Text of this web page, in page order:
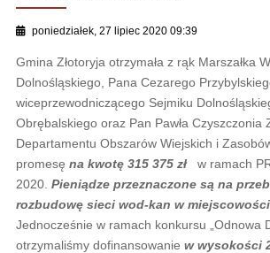
poniedziałek, 27 lipiec 2020 09:39
Gmina Złotoryja otrzymała z rąk Marszałka
Dolnośląskiego, Pana Cezarego
wiceprzewodniczącego Sejmiku
Obrębalskiego oraz Pan Pawła Czyszczonia
Departamentu Obszarów Wiejskich i
promesę na kwotę 315 375 zł
w ramach
2020. Pieniądze przeznaczone są na
rozbudowę sieci wod-kan w miejscowości
Jednocześnie w ramach konkursu „Odnowa
otrzymaliśmy dofinansowanie w wysokości